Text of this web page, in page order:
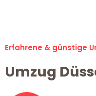
Erfahrene & günstige
Umzug